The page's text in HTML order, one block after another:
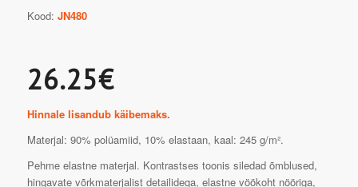
Kood: JN480
26.25€
Hinnale lisandub käibemaks.
Materjal: 90% polüamiid, 10% elastaan, kaal: 245 g/m².
Pehme elastne materjal. Kontrastses toonis siledad õmblused,
hingavate võrkmaterjalist detailidega, elastne vöökoht nööriga,